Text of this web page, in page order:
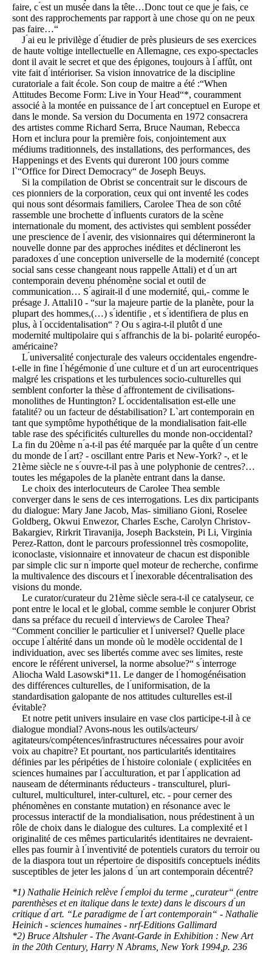
faire, c ́est un musée dans la tête…Donc tout ce que je fais, ce
sont des rapprochements par rapport à une chose qu ́on ne peux
pas faire…“
J ́ai eu le privilège d ́étudier de près plusieurs de ses exercices
de haute voltige intellectuelle en Allemagne, ces expo-spectacles
dont il avait le secret et que des épigones, toujours à l ́affût, ont
vite fait d ́intérioriser. Sa vision innovatrice de la discipline
curatoriale a fait école. Son coup de maitre a été :“When
Attitudes Become Form: Live in Your Head“*, couramment
associé à la montée en puissance de l ́art conceptuel en Europe et
dans le monde. Sa version du Documenta en 1972 consacrera
des artistes comme Richard Serra, Bruce Nauman, Rebecca
Horn et inclura pour la première fois, conjointement aux
médiums traditionnels, des installations, des performances, des
Happenings et des Events qui dureront 100 jours comme
l`“Office for Direct Democracy“ de Joseph Beuys.
Si la compilation de Obrist se concentrait sur le discours de
ces pionniers de la corporation, ceux qui ont inventé les codes
qui nous sont désormais familiers, Carolee Thea de son côté
rassemble une brochette d ́influents curators de la scène
internationale du moment, des activistes qui semblent posséder
une prescience de l ́avenir, des visionnaires qui détermineront la
nouvelle donne par des approches inédites et déclineront les
paradoxes d ́une conception universelle de la modernité (concept
social sans cesse changeant nous rappelle Attali) et d ́un art
contemporain devenu phénomène social et outil de
communication… S ́agirait-il d ́une modernité, qui,- comme le
présage J. Attali10 - “sur la majeure partie de la planète, pour la
plupart des hommes,(…) s ́identifie , et s ́identifiera de plus en
plus, à l ́occidentalisation“ ? Ou s ́agira-t-il plutôt d ́une
modernité multipolaire qui s ́affranchis de la bi- polarité européo-
américaine?
L ́universalité conjecturale des valeurs occidentales engendre-
t-elle in fine l ́hégémonie d ́une culture et d ́un art eurocentriques
malgré les crispations et les turbulences socio-culturelles qui
semblent conforter la thèse d ́affrontement de civilisations-
monolithes de Huntington? L ́occidentalisation est-elle une
fatalité? ou un facteur de déstabilisation? L`art contemporain en
tant que symptôme hypothétique de la mondialisation fait-elle
table rase des spécificités culturelles du monde non-occidental?
La fin du 20ème n ́a-t-il pas été marquée par la quête d ́un centre
du monde de l ́art? - oscillant entre Paris et New-York? -, et le
21ème siècle ne s ́ouvre-t-il pas à une polyphonie de centres?…
toutes les mégapoles de la planète entrant dans la danse.
Le choix des interlocuteurs de Carolee Thea semble
converger dans le sens de ces interrogations. Les dix participants
du dialogue: Mary Jane Jacob, Mas- similiano Gioni, Roselee
Goldberg, Okwui Enwezor, Charles Esche, Carolyn Christov-
Bakargiev, Rirkrit Tiravanija, Joseph Backstein, Pi Li, Virginia
Perez-Ratton, dont le parcours professionnel très cosmopolite,
iconoclaste, visionnaire et innovateur de chacun est disponible
par simple clic sur n ́importe quel moteur de recherche, confirme
la multivalence des discours et l ́inexorable décentralisation des
visions du monde.
Le curator/curateur du 21ème siècle sera-t-il ce catalyseur, ce
pont entre le local et le global, comme semble le conjurer Obrist
dans sa préface du recueil d ́interviews de Carolee Thea?
“Comment concilier le particulier et l ́universel? Quelle place
occupe l ́altérité dans un monde où le modèle occidental de l
́individuation, avec ses libertés comme avec ses limites, reste
encore le référent universel, la norme absolue?“ s ́interroge
Aliocha Wald Lasowski*11. Le danger de l ́homogénéisation
des différences culturelles, de l ́uniformisation, de la
standardisation galopante de nos attitudes culturelles est-il
évitable?
Et notre petit univers insulaire en vase clos participe-t-il à ce
dialogue mondial? Avons-nous les outils/acteurs/
agitateurs/compétences/infrastructures nécessaires pour avoir
voix au chapitre? Et pourtant, nos particularités identitaires
définies par les péripéties de l ́histoire coloniale ( explicitées en
sciences humaines par l ́acculturation, et par l ́application ad
nauseam de déterminants réducteurs - transculturel, pluri-
culturel, multiculturel, inter-culturel, etc. - pour cerner des
phénomènes en constante mutation) en résonance avec le
processus interactif de la mondialisation, nous prédestinent à un
rôle de choix dans le dialogue des cultures. La complexité et l
́originalité de ces mêmes particularités identitaires ne devraient-
elles pas fournir à l ́inventivité de potentiels curators du terroir ou
de la diaspora tout un répertoire de dispositifs conceptuels inédits
susceptibles de jeter les jalons d ́un art contemporain décentré?
*1) Nathalie Heinich relève l ́emploi du terme „curateur“ (entre
parenthèses et en italique dans le texte) dans le discours d ́un
critique d ́art. “Le paradigme de l ́art contemporain“ - Nathalie
Heinich - sciences humaines - nrf-Editions Gallimard
*2) Bruce Altshuler - The Avant-Garde in Exhibition : New Art
in the 20th Century, Harry N Abrams, New York 1994,p. 236